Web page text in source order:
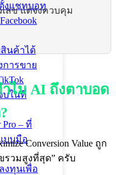
ตั้งแชทบอท
นค้าได้
การขาย
บในที่
Pro – ที่
บบมือ
งทุนเพื่อ
ลข แต่จงควบคุม
ำไม AI ถึงตาบอด
Conversion Value ถูก
รวมสูงที่สุด” ครับ